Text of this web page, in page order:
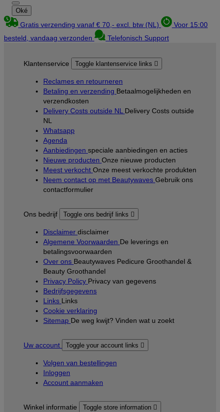
Oké
Gratis verzending vanaf € 70,- excl. btw (NL)
Voor 15:00
besteld, vandaag verzonden
Telefonisch Support
Klantenservice Toggle klantenservice links 
Reclames en retourneren
Betaling en verzending Betaalmogelijkheden en
verzendkosten
Delivery Costs outside NL Delivery Costs outside
NL
Whatsapp
Agenda
Aanbiedingen speciale aanbiedingen en acties
Nieuwe producten Onze nieuwe producten
Meest verkocht Onze meest verkochte produkten
Neem contact op met Beautywaves Gebruik ons
contactformulier
Ons bedrijf Toggle ons bedrijf links 
Disclaimer disclaimer
Algemene Voorwaarden De leverings en
betalingsvoorwaarden
Over ons Beautywaves Pedicure Groothandel &
Beauty Groothandel
Privacy Policy Privacy van gegevens
Bedrijfsgegevens
Links Links
Cookie verklaring
Sitemap De weg kwijt? Vinden wat u zoekt
Uw account Toggle your account links 
Volgen van bestellingen
Inloggen
Account aanmaken
Winkel informatie Toggle store information 